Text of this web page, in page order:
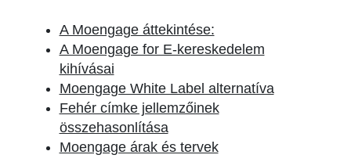
A Moengage áttekintése:
A Moengage for E-kereskedelem
kihívásai
Moengage White Label alternatíva
Fehér címke jellemzőinek
összehasonlítása
Moengage árak és tervek